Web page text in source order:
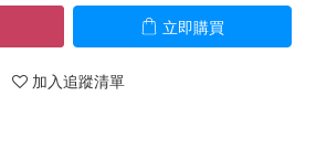
立即購買
加入追蹤清單